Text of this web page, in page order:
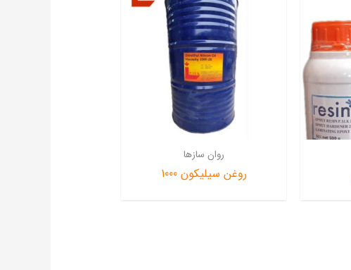
روان سازها
روغن سیلیکون 1000